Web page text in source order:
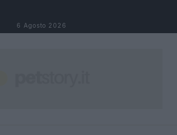
6 Agosto 2026